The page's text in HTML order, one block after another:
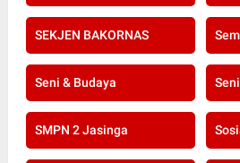
SEKJEN BAKORNAS
Seni & Budaya
SMPN 2 Jasinga